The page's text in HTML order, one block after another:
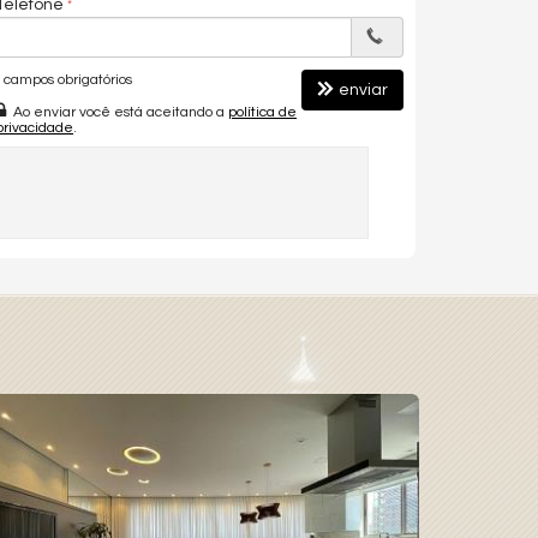
campos obrigatórios
Ao enviar você está aceitando a política de
enviar